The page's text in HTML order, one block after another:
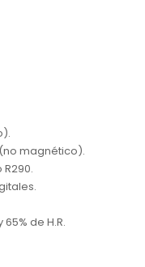
magnético).
de H.R.